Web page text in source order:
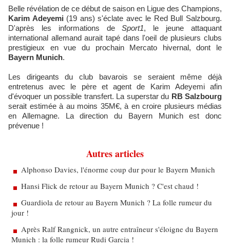
Belle révélation de ce début de saison en Ligue des Champions,
Karim Adeyemi (19 ans) s'éclate avec le Red Bull Salzbourg.
D'après les informations deSport1, le jeune attaquant
international allemand aurait tapé dans l'oeil de plusieurs clubs
prestigieux en vue du prochain Mercato hivernal, dont le
Bayern Munich.
Les dirigeants du club bavarois se seraient même déjà
entretenus avec le père et agent de Karim Adeyemi afin
d'évoquer un possible transfert. La superstar du RB Salzbourg
serait estimée à au moins 35M€, à en croire plusieurs médias
en Allemagne. La direction du Bayern Munich est donc
prévenue !
Autres articles
Alphonso Davies, l'énorme coup dur pour le Bayern Munich
Hansi Flick de retour au Bayern Munich ? C'est chaud !
Guardiola de retour au Bayern Munich ? La folle rumeur du
jour !
Après Ralf Rangnick, un autre entraîneur s'éloigne du Bayern
Munich : la folle rumeur Rudi Garcia !